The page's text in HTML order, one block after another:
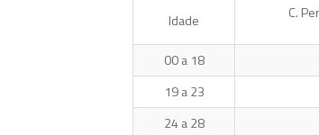
Idade
C.
00 a 18
19 a 23
24 a 28